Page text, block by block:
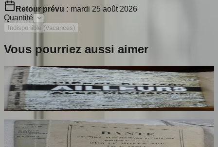
Retour prévu : mardi 25 août 2026
Quantité
Indisponible (Vacances)
Vous pourriez aussi aimer
Ailleurs
RESTANY Pierre
65€
Dante Hérétique et Révolutionnaire et
Socialiste